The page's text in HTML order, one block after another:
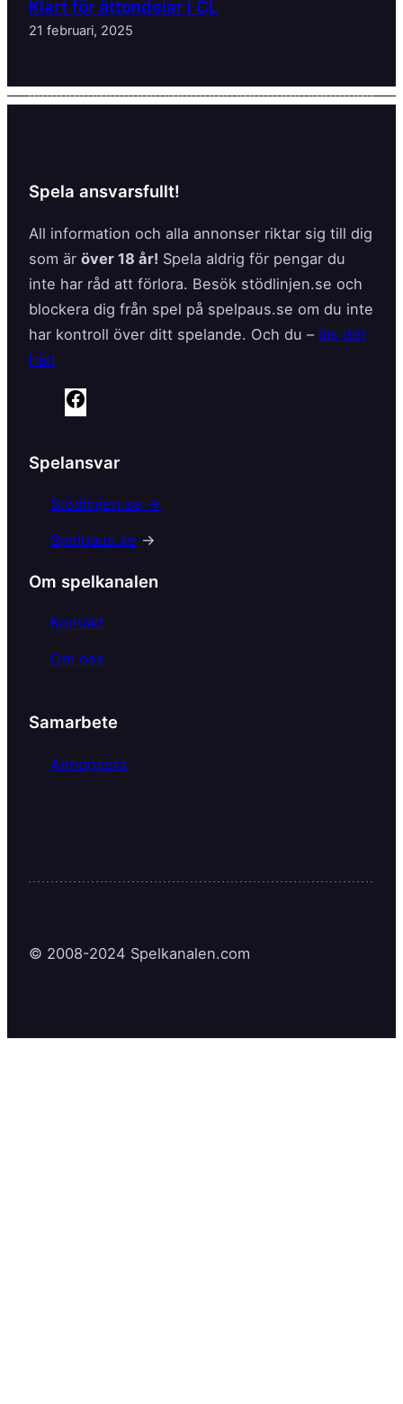
Klart för åttondelar i CL
21 februari, 2025
Spela ansvarsfullt!
All information och alla annonser riktar sig till dig
som är över 18 år! Spela aldrig för pengar du
inte har råd att förlora. Besök stödlinjen.se och
blockera dig från spel på spelpaus.se om du inte
har kontroll över ditt spelande. Och du – läs det
här!
e
b
o
k
Spelansvar
Stödlinjen.se →
Spelpaus.se →
Om spelkanalen
Kontakt
Om oss
Samarbete
Annonsera
© 2008-2024 Spelkanalen.com